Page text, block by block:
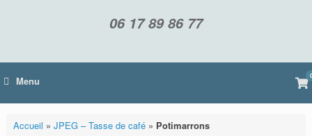
06 17 89 86 77
Menu 0
Accueil » JPEG – Tasse de café» Potimarrons